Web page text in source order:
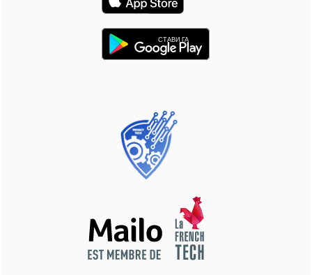
СТАВИ ГА